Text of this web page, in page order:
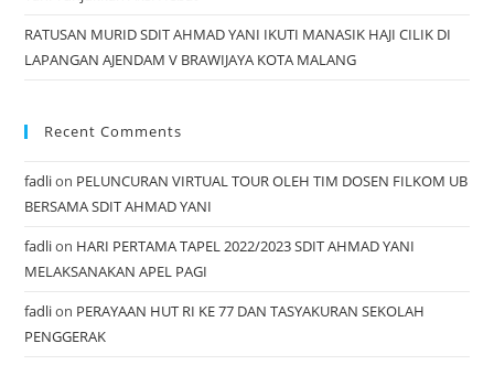
RATUSAN MURID SDIT AHMAD YANI IKUTI MANASIK HAJI CILIK DI
LAPANGAN AJENDAM V BRAWIJAYA KOTA MALANG
Recent Comments
fadlion PELUNCURAN VIRTUAL TOUR OLEH TIM DOSEN FILKOM UB
BERSAMA SDIT AHMAD YANI
fadlion HARI PERTAMA TAPEL 2022/2023 SDIT AHMAD YANI
MELAKSANAKAN APEL PAGI
fadlion PERAYAAN HUT RI KE 77 DAN TASYAKURAN SEKOLAH
PENGGERAK